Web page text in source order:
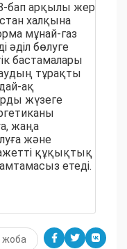
бап арқылы жер
халқына
мұнай-газ
әділ бөлуге
бастамалары
тұрақты
ақ
жүзеге
жаңа
және
құқықтық
етеді.
жоба